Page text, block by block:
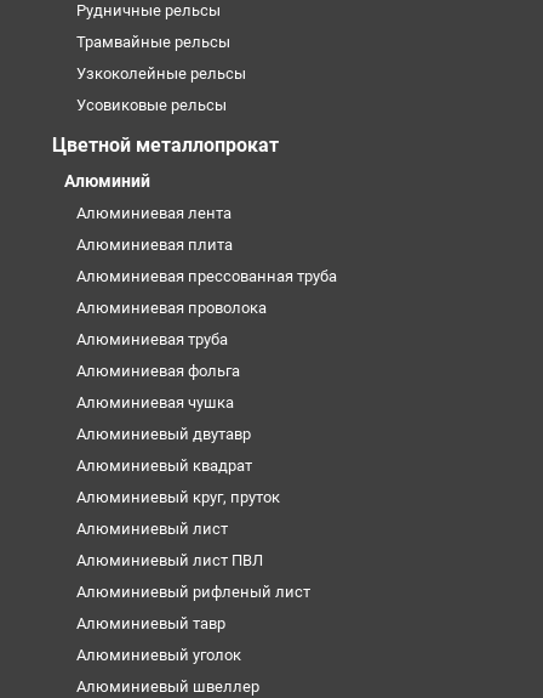
Рудничные рельсы
Трамвайные рельсы
Узкоколейные рельсы
Усовиковые рельсы
Цветной металлопрокат
Алюминий
Алюминиевая лента
Алюминиевая плита
Алюминиевая прессованная труба
Алюминиевая проволока
Алюминиевая труба
Алюминиевая фольга
Алюминиевая чушка
Алюминиевый двутавр
Алюминиевый квадрат
Алюминиевый круг, пруток
Алюминиевый лист
Алюминиевый лист ПВЛ
Алюминиевый рифленый лист
Алюминиевый тавр
Алюминиевый уголок
Алюминиевый швеллер